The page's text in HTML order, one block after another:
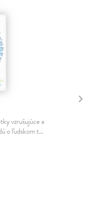
vzrušujúce a
o ľudskom t...